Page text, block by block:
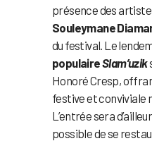
présence des
Souleymane
du festival. Le
populaireSlam’uzik
Honoré Cresp,
festive et conviviale
L’entrée sera
possible de se